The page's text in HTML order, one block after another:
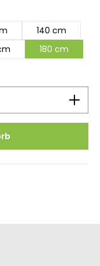
140 cm
180 cm
Wert